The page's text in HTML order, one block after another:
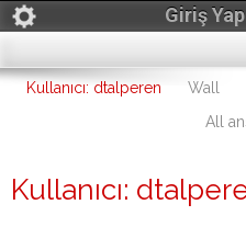
Giriş Yap
Kullanıcı: dtalperen Wall
All
Kullanıcı: